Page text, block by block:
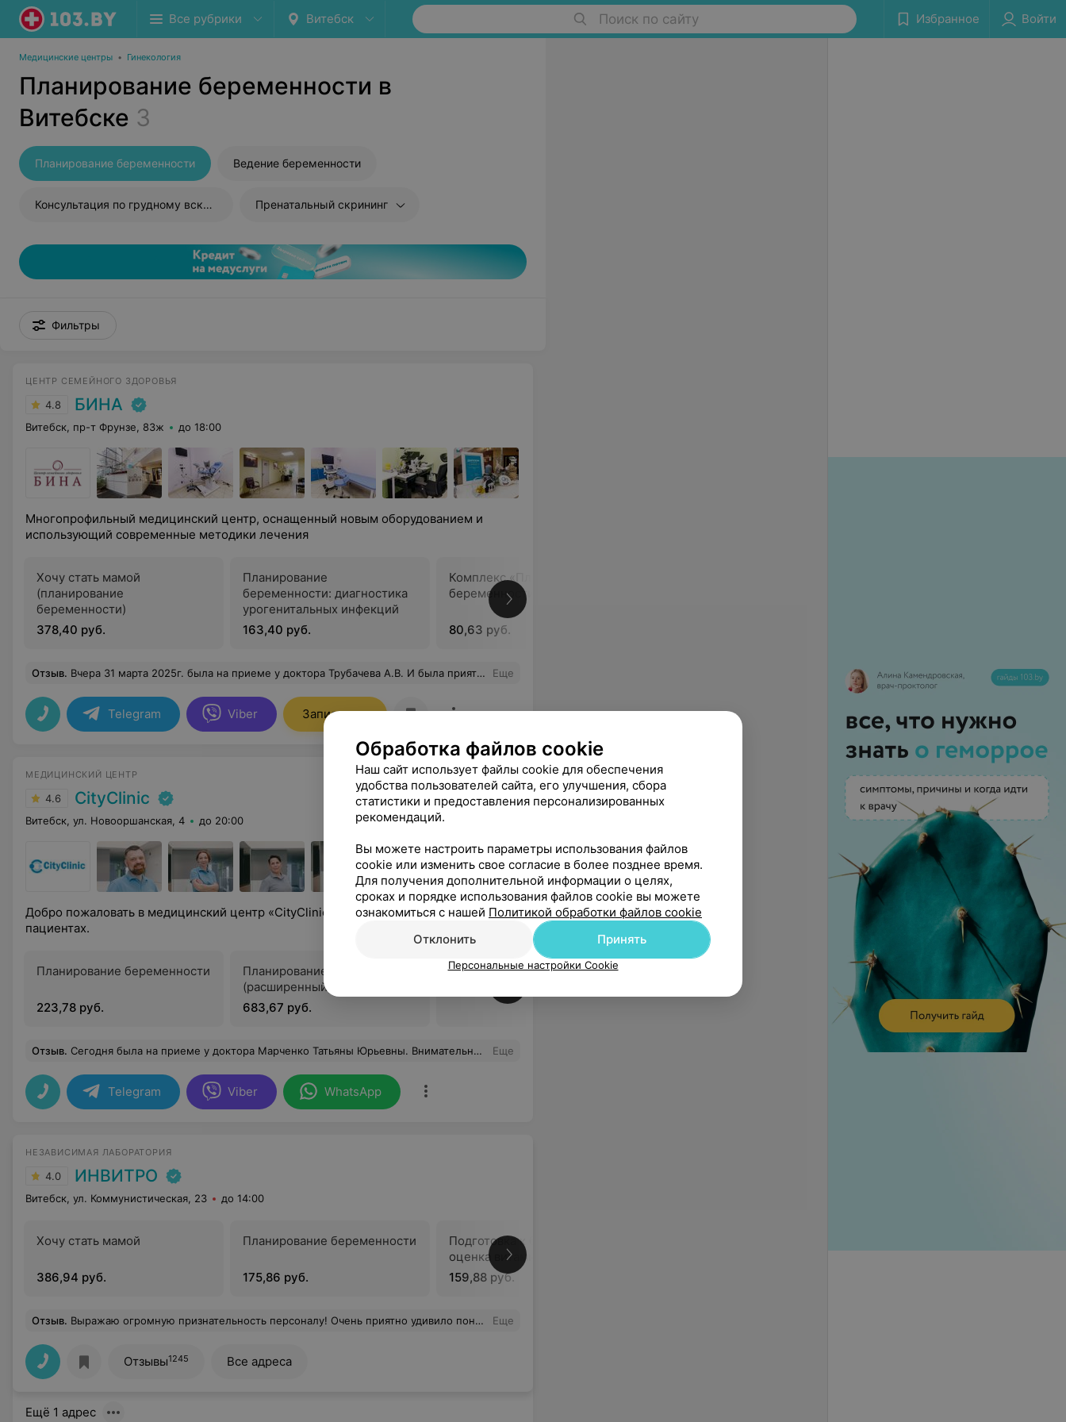
Все рубрики Витебск Поиск по сайту Избранное Войти
Медицинские центры • Гинекология
Планирование беременности в
Витебске 3
Планирование беременности Ведение беременности
Консультация по грудному вскармливанию Пренатальный скрининг
Фильтры
ЦЕНТР СЕМЕЙНОГО ЗДОРОВЬЯ
4.8 БИНА
Витебск, пр-т Фрунзе, 83ж до 18:00
Многопрофильный медицинский центр, оснащенный новым оборудованием и
использующий современные методики лечения
Хочу стать мамой
(планирование
беременности)
378,40 руб.
Планирование
беременности: диагностика
урогенитальных инфекций
163,40 руб.
Комплекс «Планирование
беременности»
80,63 руб.
Отзыв. Вчера 31 марта 2025г. была на приеме у доктора Трубачева А.В. И была приятно удивлена, давненько я не встречала врача который спокойно, понятно, развернуто ответил на все мои вопросы дал консультацию и рекомендации. Спасибо огромное Алексею Викторовичу - настоящий Врач! Еще
Telegram Viber Записаться
МЕДИЦИНСКИЙ ЦЕНТР
4.6 CityClinic
Витебск, ул. Новооршанская, 4 до 20:00
Добро пожаловать в медицинский центр «CityClinic» — место, где заботятся о
пациентах.
Планирование беременности
223,78 руб.
Планирование беременности
(расширенный)
683,67 руб.
Отзыв. Сегодня была на приеме у доктора Марченко Татьяны Юрьевны. Внимательный и чуткий доктор. Грамотный специалист. Рекомендую. Еще
Telegram Viber WhatsApp
НЕЗАВИСИМАЯ ЛАБОРАТОРИЯ
4.0 ИНВИТРО
Витебск, ул. Коммунистическая, 23 до 14:00
Хочу стать мамой
386,94 руб.
Планирование беременности
175,86 руб.
Подготовка к беременности:
оценка витаминного статуса
159,88 руб.
Отзыв. Выражаю огромную признательность персоналу! Очень приятно удивило понимание и помощь в оказании услуги на дому лежачему больному! Спасибо вам огромное! Еще
Отзывы1245 Все адреса
Ещё 1 адрес
Обработка файлов cookie
Наш сайт использует файлы cookie для обеспечения
удобства пользователей сайта, его улучшения, сбора
статистики и предоставления персонализированных
рекомендаций.
Вы можете настроить параметры использования файлов
cookie или изменить свое согласие в более позднее время.
Для получения дополнительной информации о целях,
сроках и порядке использования файлов cookie вы можете
ознакомиться с нашей Политикой обработки файлов cookie
Отклонить
Принять
Персональные настройки Cookie